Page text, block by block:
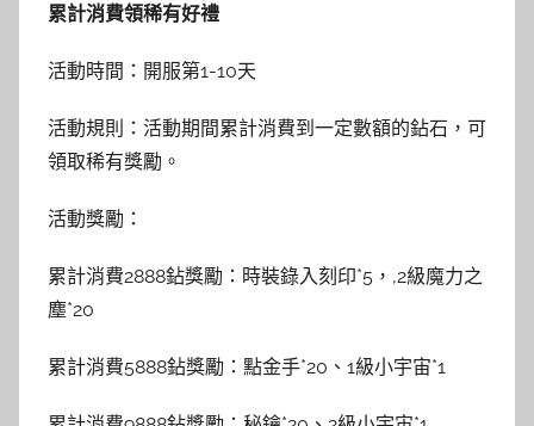
累計消費領稀有好禮
活動時間：開服第1-10天
活動規則：活動期間累計消費到一定數額的鉆石，可
領取稀有獎勵。
活動獎勵：
累計消費2888鉆獎勵：時裝錄入刻印*5，,2級魔力之
塵*20
累計消費5888鉆獎勵：點金手*20、1級小宇宙*1